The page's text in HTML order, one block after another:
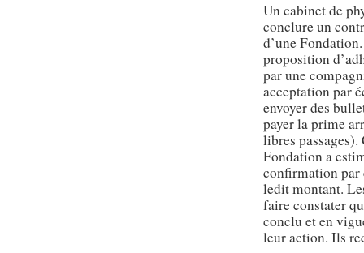
Un cabinet de
conclure un
d’une
proposition
par une
acceptation par
envoyer des
payer la prime
libres passages).
Fondation a
confirmation par
ledit montant.
faire constater
conclu et en
leur action. Ils